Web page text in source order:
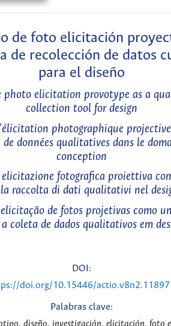
de foto elicitación
de recolección de datos
para el diseño
photo elicitation provotype as a
collection tool for design
photographique
de données qualitatives dans le
conception
fotografica proiettiva
raccolta di dati qualitativi nel
de fotos projetivas como
coleta de dados qualitativos em
DOI:
doi.org/10.15446/
Palabras clave: